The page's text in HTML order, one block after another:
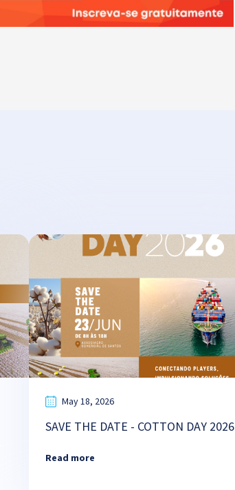
May 18, 2026
SAVE THE DATE - COTTON DAY 2026
Read more